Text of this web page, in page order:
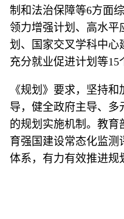
制和法治保障等6方面
领力增强计划、高水平
划、国家交叉学科中心
充分就业促进计划等15
《规划》要求，坚持
导，健全政府主导、
的规划实施机制。教
育强国建设常态化监
体系，有力有效推进规